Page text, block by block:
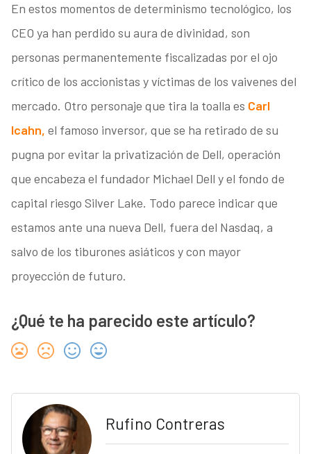
En estos momentos de determinismo tecnológico, los
CEO ya han perdido su aura de divinidad, son
personas permanentemente fiscalizadas por el ojo
crítico de los accionistas y víctimas de los vaivenes del
mercado. Otro personaje que tira la toalla es Carl
Icahn, el famoso inversor, que se ha retirado de su
pugna por evitar la privatización de Dell, operación
que encabeza el fundador Michael Dell y el fondo de
capital riesgo Silver Lake. Todo parece indicar que
estamos ante una nueva Dell, fuera del Nasdaq, a
salvo de los tiburones asiáticos y con mayor
proyección de futuro.
¿Qué te ha parecido este artículo?
Rufino Contreras